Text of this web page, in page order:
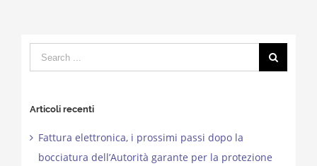
Search
for:
Articoli recenti
Fattura elettronica, i prossimi passi dopo la
bocciatura dell’Autorità garante per la protezione